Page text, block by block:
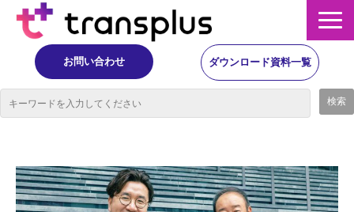
お問い合わせ ダウンロード資料一覧
イベント・レポート